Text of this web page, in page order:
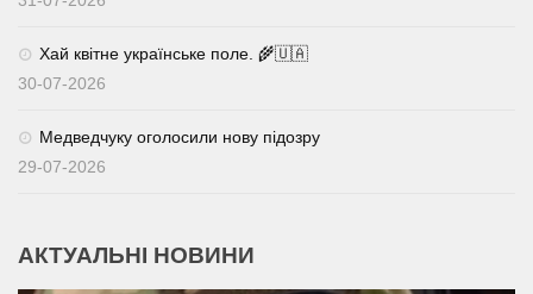
Хай квітне українське поле. 🌾🇺🇦
30-07-2026
Медведчуку оголосили нову підозру
29-07-2026
АКТУАЛЬНІ НОВИНИ